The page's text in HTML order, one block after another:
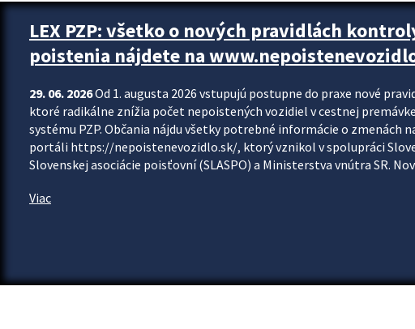
Zastavit automatický posun upútavok
LEX PZP: všetko o nových pravidlách
poistenia nájdete na
29. 06. 2026Od 1. augusta 2026 vstupujú postupne do praxe nové
ktoré radikálne znížia počet nepoistených vozidiel v cestnej
systému PZP. Občania nájdu všetky potrebné informácie o zmenách
portáli https://nepoistenevozidlo.sk/, ktorý vznikol v spolupráci
Slovenskej asociácie poisťovní (SLASPO) a Ministerstva vnútra SR.
Viac